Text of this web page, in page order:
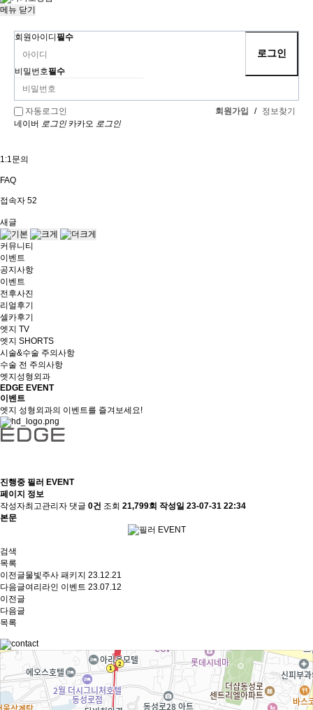
메뉴 닫기
회원아이디필수
비밀번호필수
자동로그인 회원가입 / 정보찾기
네이버 로그인 카카오 로그인
1:1문의
FAQ
접속자 52
새글
커뮤니티
이벤트
공지사항
이벤트
전후사진
리얼후기
셀카후기
엣지 TV
엣지 SHORTS
시술&수술 주의사항
수술 전 주의사항
엣지성형외과
EDGE EVENT
이벤트
엣지 성형외과의 이벤트를 즐겨보세요!
진행중 필러 EVENT
페이지 정보
작성자최고관리자 댓글 0건 조회 21,799회 작성일 23-07-31 22:34
본문
검색
목록
이전글물빛주사 패키지 23.12.21
다음글여리라인 이벤트 23.07.12
이전글
다음글
목록